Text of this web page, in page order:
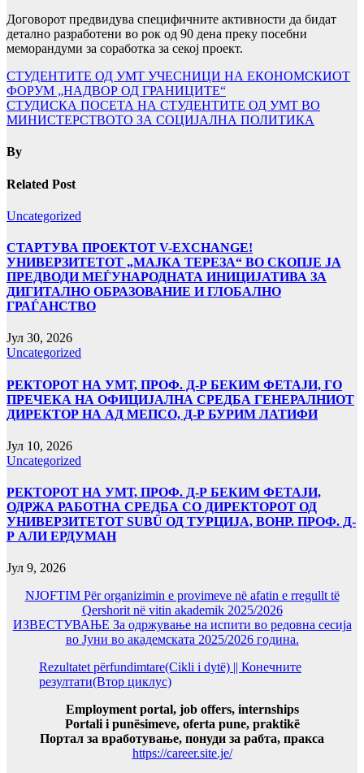
Договорот предвидува специфичните активности да бидат
детално разработени во рок од 90 дена преку посебни
меморандуми за соработка за секој проект.
Навигација
на
напис
СТУДЕНТИТЕ ОД УМТ УЧЕСНИЦИ НА ЕКОНОМСКИОТ
ФОРУМ „НАДВОР ОД ГРАНИЦИТЕ“
СТУДИСКА ПОСЕТА НА СТУДЕНТИТЕ ОД УМТ ВО
МИНИСТЕРСТВОТО ЗА СОЦИЈАЛНА ПОЛИТИКА
By
Related Post
Uncategorized
СТАРТУВА ПРОЕКТОТ V-EXCHANGE!
УНИВЕРЗИТЕТОТ „МАЈКА ТЕРЕЗА“ ВО СКОПЈЕ ЈА
ПРЕДВОДИ МЕЃУНАРОДНАТА ИНИЦИЈАТИВА ЗА
ДИГИТАЛНО ОБРАЗОВАНИЕ И ГЛОБАЛНО
ГРАЃАНСТВО
Јул 30, 2026
Uncategorized
РЕКТОРОТ НА УМТ, ПРОФ. Д-Р БЕКИМ ФЕТАЈИ, ГО
ПРЕЧЕКА НА ОФИЦИЈАЛНА СРЕДБА ГЕНЕРАЛНИОТ
ДИРЕКТОР НА АД МЕПСО, Д-Р БУРИМ ЛАТИФИ
Јул 10, 2026
Uncategorized
РЕКТОРОТ НА УМТ, ПРОФ. Д-Р БЕКИМ ФЕТАЈИ,
ОДРЖА РАБОТНА СРЕДБА СО ДИРЕКТОРОТ ОД
УНИВЕРЗИТЕТОТ SUBÜ ОД ТУРЦИЈА, ВОНР. ПРОФ. Д-
Р АЛИ ЕРДУМАН
Јул 9, 2026
NJOFTIM Për organizimin e provimeve në afatin e rregullt të
Qershorit në vitin akademik 2025/2026
ИЗВЕСТУВАЊЕ За одржување на испити во редовна сесија
во Јуни во академската 2025/2026 година.
Rezultatet përfundimtare(Cikli i dytë) || Конечните
резултати(Втор циклус)
Employment portal, job offers, internships
Portali i punësimeve, oferta pune, praktikë
Портал за вработување, понуди за рабта, пракса
https://career.site.je/